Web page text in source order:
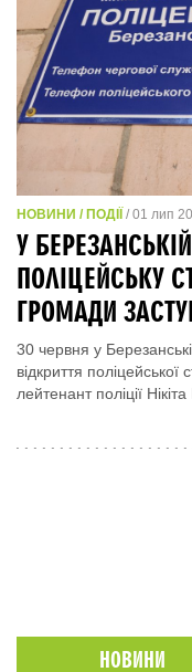
НОВИНИ / ПОДІЇ / 01 лип
У
ПОЛІЦЕЙСЬКУ
ГРОМАДИ
30 червня у
відкриття
лейтенант поліції
НОВИНИ